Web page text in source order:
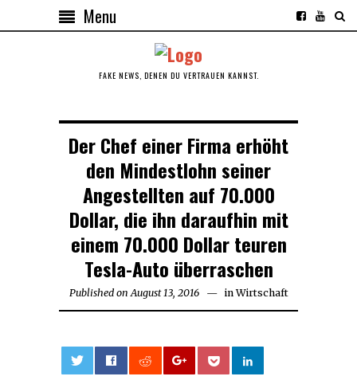
Menu
FAKE NEWS, DENEN DU VERTRAUEN KANNST.
Der Chef einer Firma erhöht
den Mindestlohn seiner
Angestellten auf 70.000
Dollar, die ihn daraufhin mit
einem 70.000 Dollar teuren
Tesla-Auto überraschen
Published on August 13, 2016Augustin Wirtschaft